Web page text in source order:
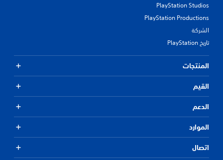
PlayStation Studios
PlayStation Productions
الشركة
تاريخ PlayStation
المنتجات
القيم
الدعم
الموارد
اتصال